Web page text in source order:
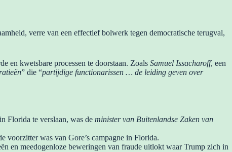
verre van een effectief bolwerk tegen democratische terugval,
en kwetsbare processen te doorstaan. Zoals Samuel Issacharoff, een
” die “partijdige functionarissen … de leiding geven over
Florida te verslaan, was de minister van Buitenlandse Zaken van
voorzitter was van Gore’s campagne in Florida.
en meedogenloze beweringen van fraude uitlokt waar Trump zich in